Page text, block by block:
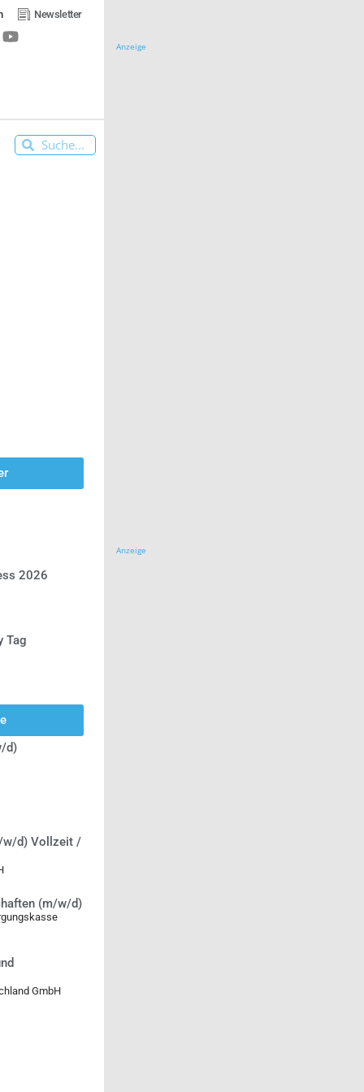
Newsletter
2026
Tag
d)
w/d) Vollzeit /
(m/w/d)
GmbH
Anzeige
Anzeige